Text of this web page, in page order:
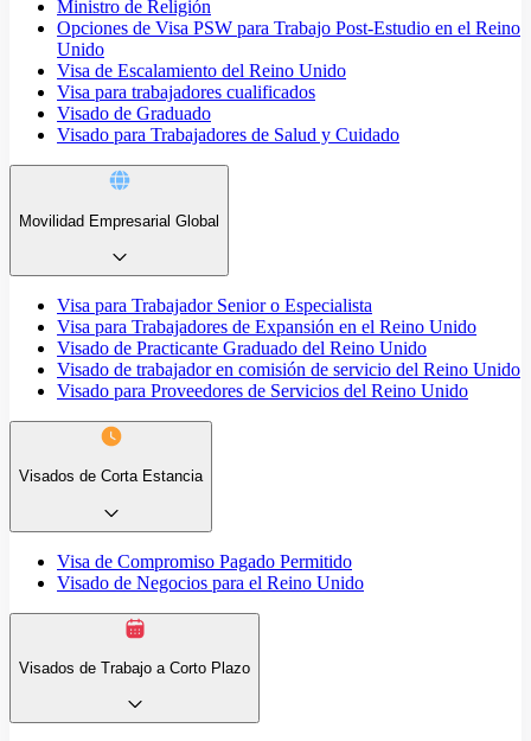
Ministro de Religión
Opciones de Visa PSW para Trabajo Post-Estudio en el Reino
Unido
Visa de Escalamiento del Reino Unido
Visa para trabajadores cualificados
Visado de Graduado
Visado para Trabajadores de Salud y Cuidado
Movilidad Empresarial Global
Visa para Trabajador Senior o Especialista
Visa para Trabajadores de Expansión en el Reino Unido
Visado de Practicante Graduado del Reino Unido
Visado de trabajador en comisión de servicio del Reino Unido
Visado para Proveedores de Servicios del Reino Unido
Visados de Corta Estancia
Visa de Compromiso Pagado Permitido
Visado de Negocios para el Reino Unido
Visados de Trabajo a Corto Plazo